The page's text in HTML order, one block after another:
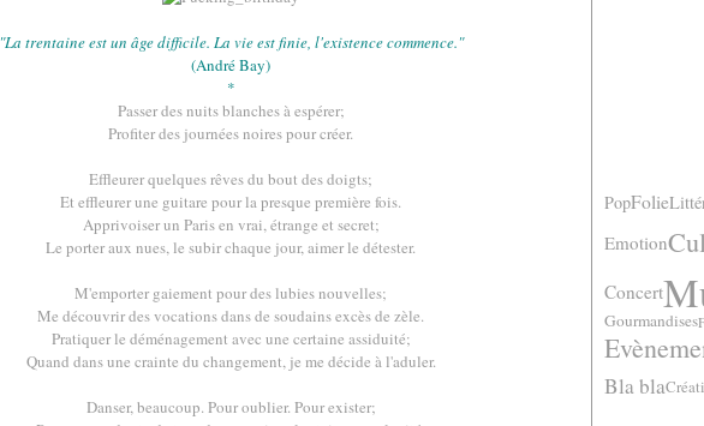
"La trentaine est un âge difficile. La vie est finie, l'existence commence."
(André Bay)
*
Passer des nuits blanches à espérer;
Profiter des journées noires pour créer.
Effleurer quelques rêves du bout des doigts;
Et effleurer une guitare pour la presque première fois.
Apprivoiser un Paris en vrai, étrange et secret;
Le porter aux nues, le subir chaque jour, aimer le détester.
M'emporter gaiement pour des lubies nouvelles;
Me découvrir des vocations dans de soudains excès de zèle.
Pratiquer le déménagement avec une certaine assiduité;
Quand dans une crainte du changement, je me décide à l'aduler.
Danser, beaucoup. Pour oublier. Pour exister;
PopFolie
Emotion
Concert
Gourmandises
Bla bla